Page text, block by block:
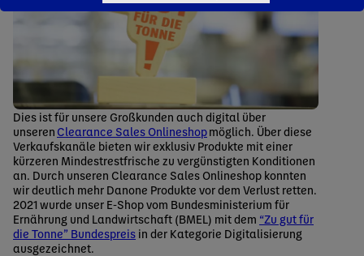
Dies ist für unsere Großkunden auch digital über
unseren Clearance Sales Onlineshopmöglich. Über diese
Verkaufskanäle bieten wir exklusiv Produkte mit einer
kürzeren Mindestrestfrische zu vergünstigten Konditionen
an. Durch unseren Clearance Sales Onlineshop konnten
wir deutlich mehr Danone Produkte vor dem Verlust retten.
2021 wurde unser E-Shop vom Bundesministerium für
Ernährung und Landwirtschaft (BMEL) mit dem “Zu gut für
die Tonne” Bundespreis in der Kategorie Digitalisierung
ausgezeichnet.